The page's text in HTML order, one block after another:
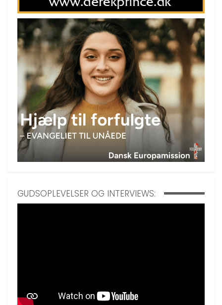
GUDSOPLEVELSER OG INTERVIEWS: